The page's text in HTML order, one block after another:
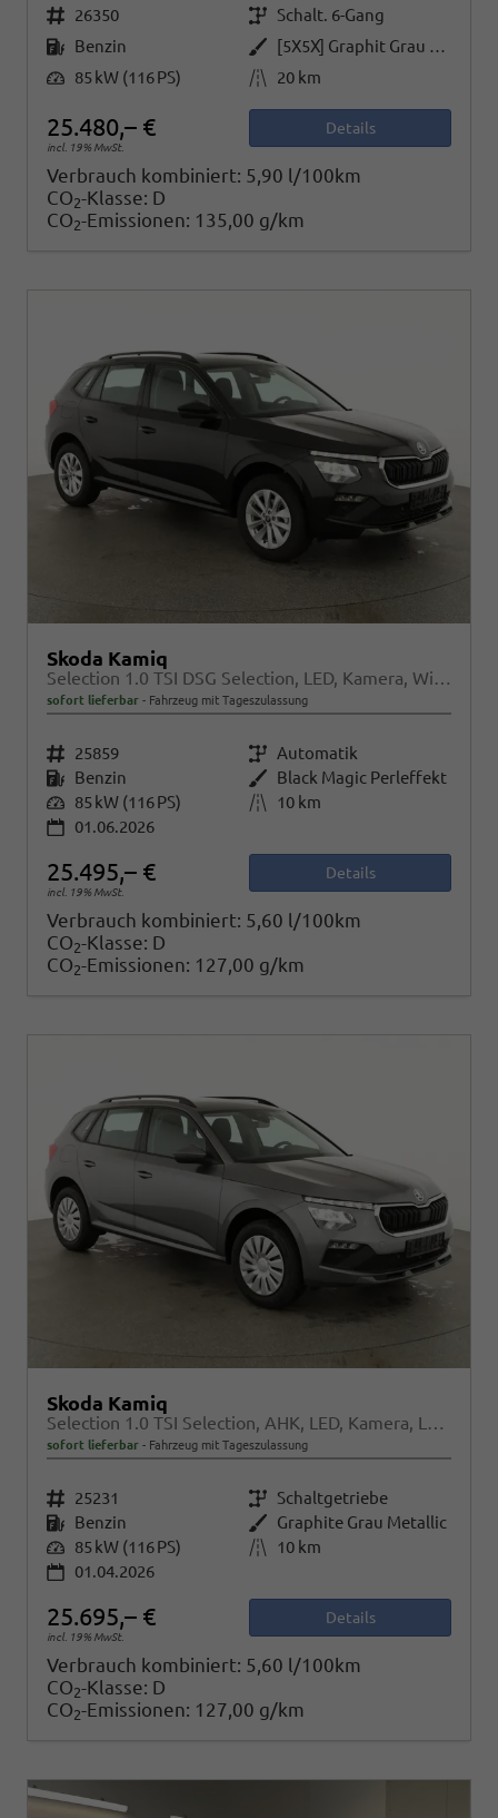
Fahrzeugnr. 26350 Getriebe Schalt. 6-Gang
Kraftstoff Benzin Außenfarbe
[5X5X] Graphit Grau Metallic
Leistung 85 kW (116 PS) Kilometerstand 20 km
25.480,– €
incl. 19% MwSt.
Details
Verbrauch kombiniert: 5,90 l/100km
CO2-Klasse: D
CO2-Emissionen: 135,00 g/km
Skoda Kamiq
Selection 1.0 TSI DSG Selection, LED, Kamera, Winter, Ladeboden, 16-Zoll, 4.J-Garantie
sofort lieferbar Fahrzeug mit Tageszulassung
Fahrzeugnr. 25859 Getriebe Automatik
Kraftstoff Benzin Außenfarbe Black Magic Perleffekt
Leistung 85 kW (116 PS) Kilometerstand
10 km
01.06.2026
25.495,– €
incl. 19% MwSt.
Details
Verbrauch kombiniert: 5,60 l/100km
CO2-Klasse: D
CO2-Emissionen: 127,00 g/km
Skoda Kamiq
Selection 1.0 TSI Selection, AHK, LED, Kamera, Ladeboden, Winter
sofort lieferbar Fahrzeug mit Tageszulassung
Fahrzeugnr. 25231 Getriebe Schaltgetriebe
Kraftstoff Benzin Außenfarbe Graphite Grau Metallic
Leistung 85 kW (116 PS) Kilometerstand
10 km
01.04.2026
25.695,– €
incl. 19% MwSt.
Details
Verbrauch kombiniert: 5,60 l/100km
CO2-Klasse: D
CO2-Emissionen: 127,00 g/km